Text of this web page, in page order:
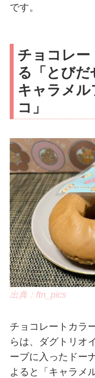
です。
チョコレー
る「とびだ
キャラメル
コ」
出典：ftn_pics
チョコレートカラ
らは、ダグトリオ
ーブに入ったドー
よると「キャラメ